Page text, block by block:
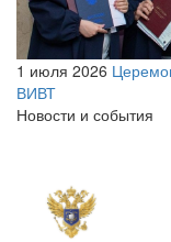
1 июля 2026
ВИВТ
Новости и события